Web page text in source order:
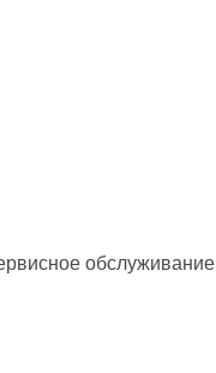
обслуживание